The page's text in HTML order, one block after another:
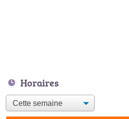
Horaires